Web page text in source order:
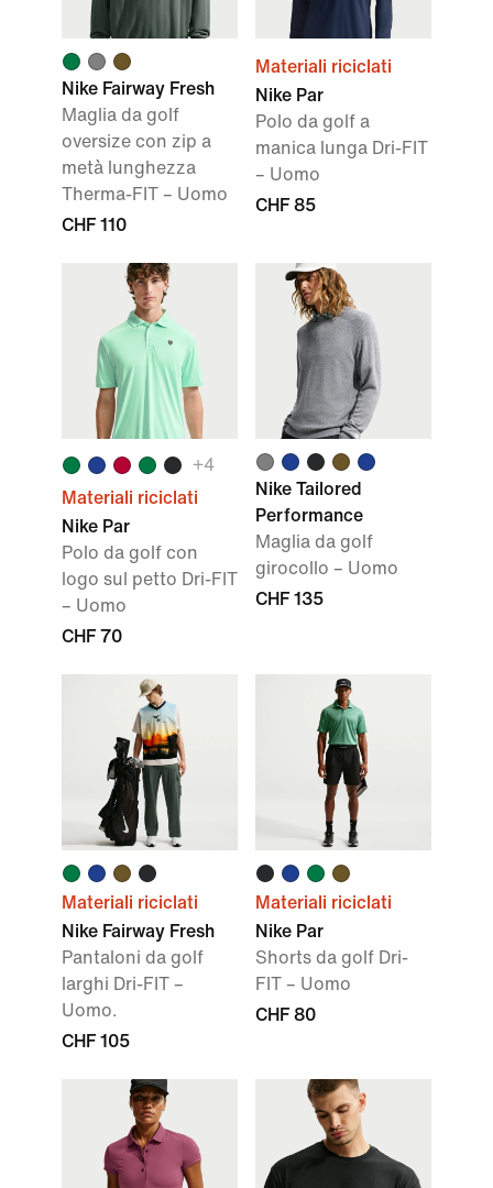
Nike Fairway Fresh
Maglia da golf
oversize con zip a
metà lunghezza
Therma-FIT – Uomo
CHF 110
Materiali riciclati
Nike Par
Polo da golf a
manica lunga Dri-FIT
– Uomo
CHF 85
+4
Materiali riciclati
Nike Par
Polo da golf con
logo sul petto Dri-FIT
– Uomo
CHF 70
Nike Tailored
Performance
Maglia da golf
girocollo – Uomo
CHF 135
Materiali riciclati
Nike Fairway Fresh
Pantaloni da golf
larghi Dri-FIT –
Uomo.
CHF 105
Materiali riciclati
Nike Par
Shorts da golf Dri-
FIT – Uomo
CHF 80